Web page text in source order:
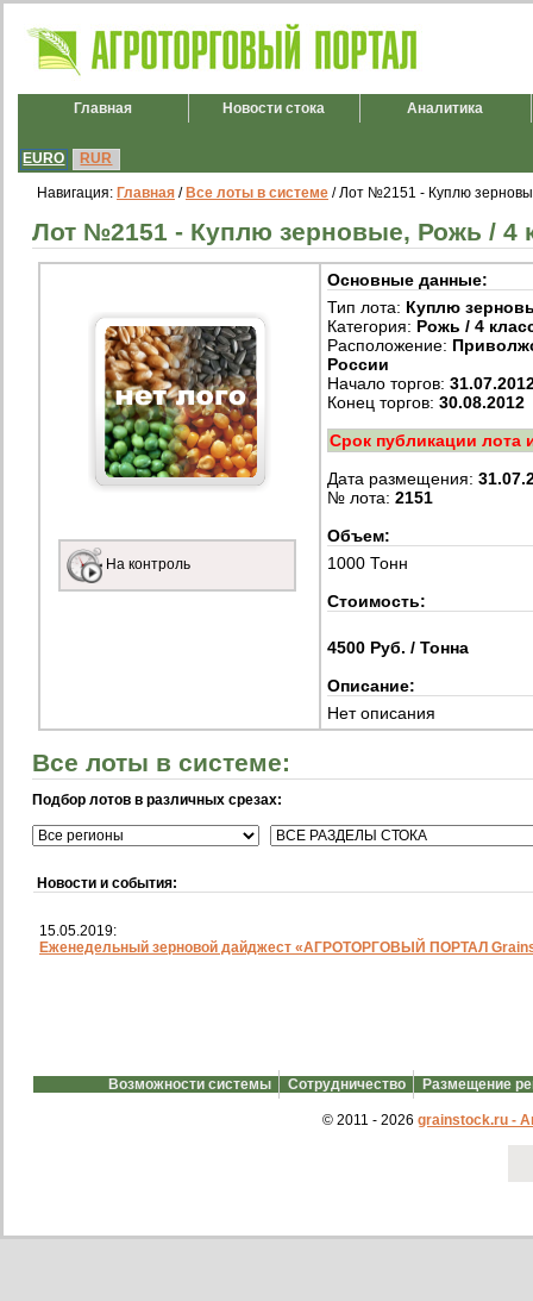
Главная Новости стока Аналитика
EURO RUR
Навигация: Главная / Все лоты в системе / Лот №2151 - Куплю
Лот №2151 - Куплю зерновые, Рожь / 4
На контроль
Основные данные:
Тип лота: Куплю
Категория: Рожь / 4
Расположение:
России
Начало торгов:
Конец торгов: 30.08.2012
Срок публикации лота
Дата размещения:
№ лота: 2151
Объем:
1000 Тонн
Стоимость:
4500 Руб. / Тонна
Описание:
Нет описания
Все лоты в системе:
Подбор лотов в различных срезах:
Новости и события:
15.05.2019:
Еженедельный зерновой дайджест «АГРОТОРГОВЫЙ ПОРТАЛ
Возможности системы Сотрудничество Размещение
© 2011 - 2026 grainstock.ru -